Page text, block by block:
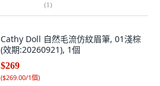
(1)
Cathy Doll 自然毛流仿紋眉筆, 01淺棕
(效期:20260921), 1個
$269
($269.00/1個)